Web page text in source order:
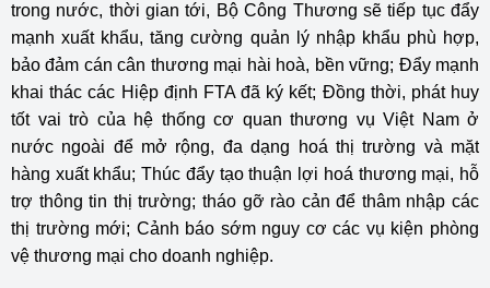
trong nước, thời gian tới, Bộ Công Thương sẽ tiếp tục đẩy
mạnh xuất khẩu, tăng cường quản lý nhập khẩu phù hợp,
bảo đảm cán cân thương mại hài hoà, bền vững; Đẩy mạnh
khai thác các Hiệp định FTA đã ký kết; Đồng thời, phát huy
tốt vai trò của hệ thống cơ quan thương vụ Việt Nam ở
nước ngoài để mở rộng, đa dạng hoá thị trường và mặt
hàng xuất khẩu; Thúc đẩy tạo thuận lợi hoá thương mại, hỗ
trợ thông tin thị trường; tháo gỡ rào cản để thâm nhập các
thị trường mới; Cảnh báo sớm nguy cơ các vụ kiện phòng
vệ thương mại cho doanh nghiệp.